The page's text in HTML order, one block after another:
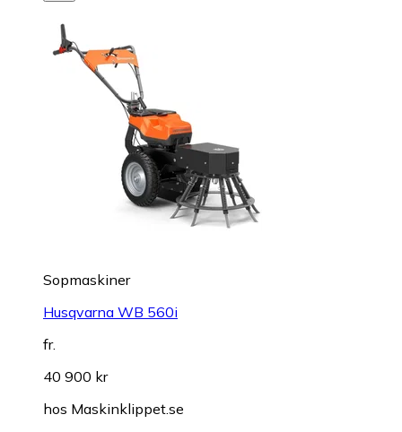
Sopmaskiner
Husqvarna WB 560i
fr.
40 900 kr
hos Maskinklippet.se